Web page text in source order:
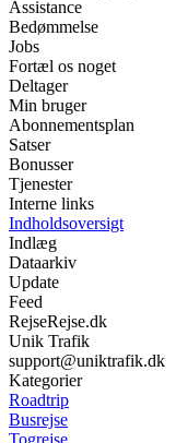
Assistance
Bedømmelse
Jobs
Fortæl os noget
Deltager
Min bruger
Abonnementsplan
Satser
Bonusser
Tjenester
Interne links
Indholdsoversigt
Indlæg
Dataarkiv
Update
Feed
RejseRejse.dk
Unik Trafik
support@uniktrafik.dk
Kategorier
Roadtrip
Busrejse
Togrejse